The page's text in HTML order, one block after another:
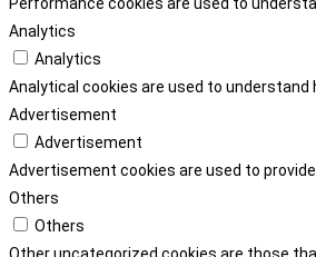
Performance cookies are used to
Analytics
Analytics
Analytical cookies are used to
Advertisement
Advertisement
Advertisement cookies are used to
Others
Others